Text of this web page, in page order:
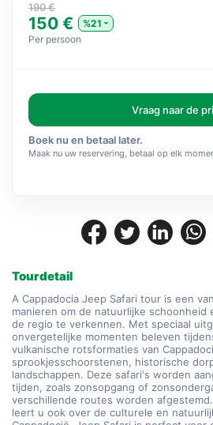
Tourdetail
A Cappadocia Jeep Safari tour is een
manieren om de natuurlijke schoonheid
de regio te verkennen. Met speciaal
onvergetelijke momenten beleven
vulkanische rotsformaties van
sprookjesschoorstenen, historische
landschappen. Deze safari's worden
tijden, zoals zonsopgang of
verschillende routes worden
leert u ook over de culturele en
190 €
150 €
%21
Per persoon
Vraag naar de
Boek nu en betaal later.
Maak nu uw reservering, betaal op elk